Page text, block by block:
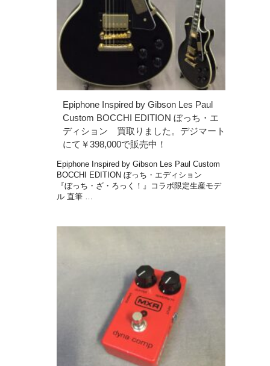
Epiphone Inspired by Gibson Les Paul
Custom BOCCHI EDITION ぼっち・エ
ディション 買取りました。デジマート
にて￥398,000で販売中！
Epiphone Inspired by Gibson Les Paul Custom
BOCCHI EDITION ぼっち・エディション
『ぼっち・ざ・ろっく！』コラボ限定生産モデ
ル 直筆 …